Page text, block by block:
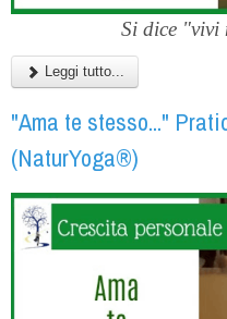
Si dice "vivi
Leggi tutto...
"Ama te stesso..."
(NaturYoga®)